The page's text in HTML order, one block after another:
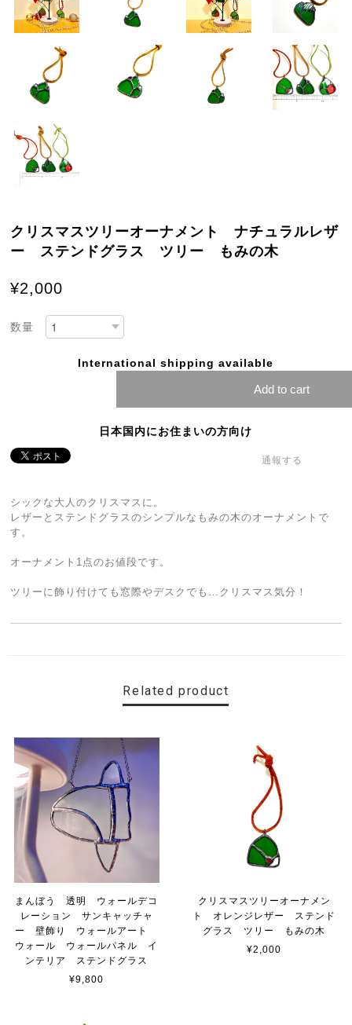
クリスマスツリーオーナメント ナチュラルレザ
ー ステンドグラス ツリー もみの木
¥2,000
数量
International shipping available
Add to cart
日本国内にお住まいの方向け
通報する
シックな大人のクリスマスに。
レザーとステンドグラスのシンプルなもみの木のオーナメントで
す。
オーナメント1点のお値段です。
ツリーに飾り付けても窓際やデスクでも…クリスマス気分！
Related product
まんぼう 透明 ウォールデコ
レーション サンキャッチャ
ー 壁飾り ウォールアート
ウォール ウォールパネル イ
ンテリア ステンドグラス
¥9,800
クリスマスツリーオーナメン
ト オレンジレザー ステンド
グラス ツリー もみの木
¥2,000